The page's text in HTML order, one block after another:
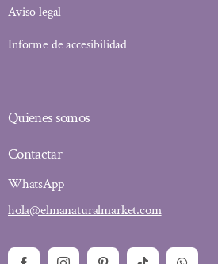
Aviso legal
Informe de accesibilidad
Quienes somos
Contactar
WhatsApp
hola@elmanaturalmarket.com